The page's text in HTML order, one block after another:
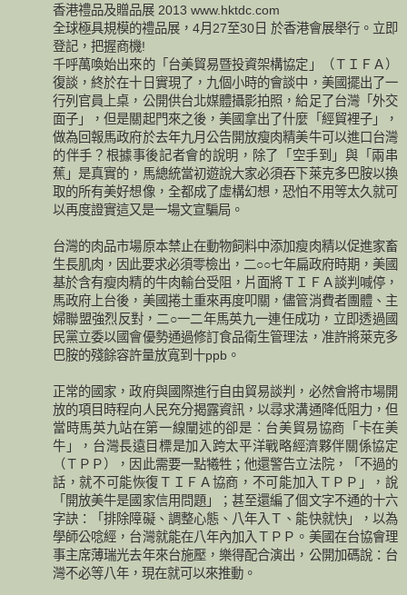
香港禮品及贈品展 2013 www.hktdc.com
全球極具規模的禮品展，4月27至30日 於香港會展舉行。立即
登記，把握商機!
千呼萬喚始出來的「台美貿易暨投資架構協定」（ＴＩＦＡ）
復談，終於在十日實現了，九個小時的會談中，美國擺出了一
行列官員上桌，公開供台北媒體攝影拍照，給足了台灣「外交
面子」，但是關起門來之後，美國拿出了什麼「經貿裡子」，
做為回報馬政府於去年九月公告開放瘦肉精美牛可以進口台灣
的伴手？根據事後記者會的說明，除了「空手到」與「兩串
蕉」是真實的，馬總統當初遊說大家必須吞下萊克多巴胺以換
取的所有美好想像，全都成了虛構幻想，恐怕不用等太久就可
以再度證實這又是一場文宣騙局。
台灣的肉品市場原本禁止在動物飼料中添加瘦肉精以促進家畜
生長肌肉，因此要求必須零檢出，二○○七年扁政府時期，美國
基於含有瘦肉精的牛肉輸台受阻，片面將ＴＩＦＡ談判喊停，
馬政府上台後，美國捲土重來再度叩關，儘管消費者團體、主
婦聯盟強烈反對，二○一二年馬英九一連任成功，立即透過國
民黨立委以國會優勢通過修訂食品衛生管理法，准許將萊克多
巴胺的殘餘容許量放寬到十ppb。
正常的國家，政府與國際進行自由貿易談判，必然會將市場開
放的項目時程向人民充分揭露資訊，以尋求溝通降低阻力，但
當時馬英九站在第一線闡述的卻是︰台美貿易協商「卡在美
牛」，台灣長遠目標是加入跨太平洋戰略經濟夥伴關係協定
（ＴＰＰ），因此需要一點犧牲；他還警告立法院，「不過的
話，就不可能恢復ＴＩＦＡ協商，不可能加入ＴＰＰ」，說
「開放美牛是國家信用問題」；甚至還編了個文字不通的十六
字訣：「排除障礙、調整心態、八年入Ｔ、能快就快」，以為
學師公唸經，台灣就能在八年內加入ＴＰＰ。美國在台協會理
事主席薄瑞光去年來台施壓，樂得配合演出，公開加碼說：台
灣不必等八年，現在就可以來推動。